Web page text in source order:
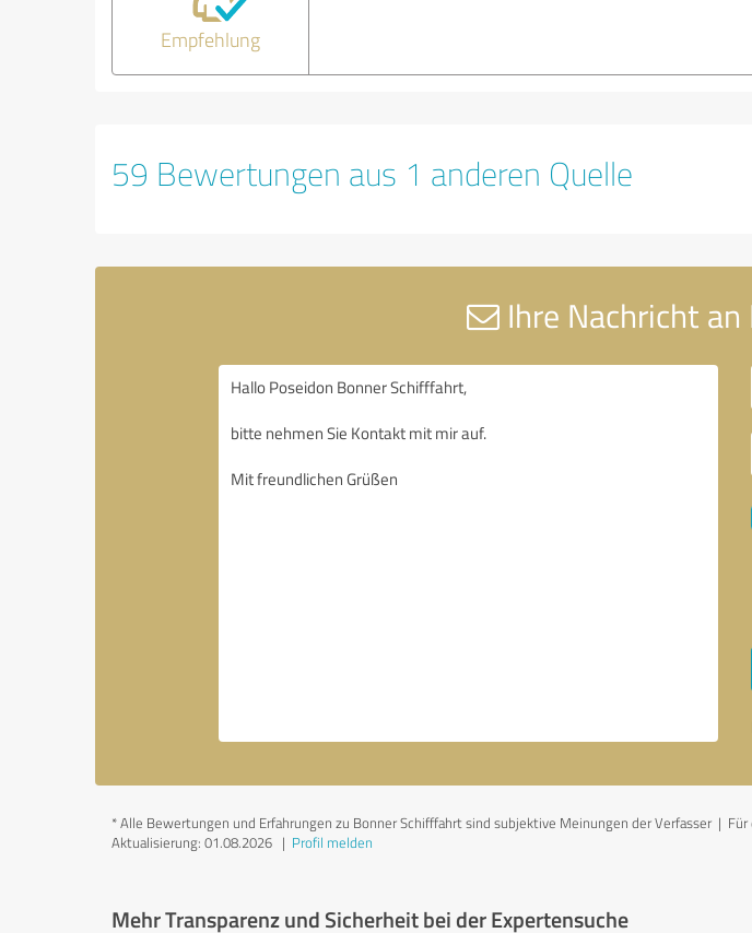
Empfehlung
59 Bewertungen aus 1 anderen Quelle
Ihre Nachricht
*Alle Bewertungen und Erfahrungen zu Bonner Schifffahrt sind subjektive Meinungen der Verfasser |
Aktualisierung: 01.08.2026 | Profil melden
Mehr Transparenz und Sicherheit bei der Expertensuche